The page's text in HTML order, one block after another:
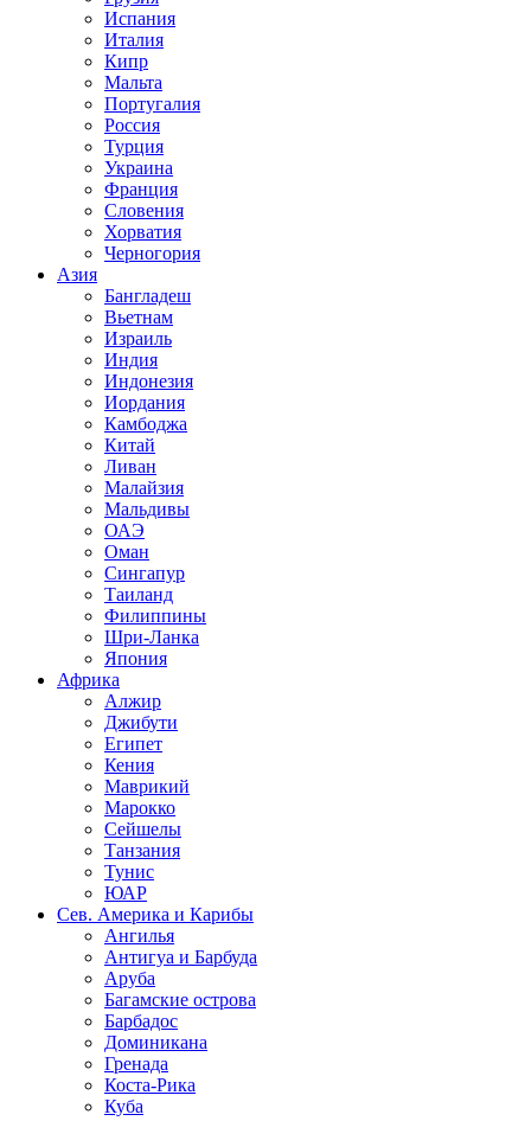
Испания
Италия
Кипр
Мальта
Португалия
Россия
Турция
Украина
Франция
Словения
Хорватия
Черногория
Азия
Бангладеш
Вьетнам
Израиль
Индия
Индонезия
Иордания
Камбоджа
Китай
Ливан
Малайзия
Мальдивы
ОАЭ
Оман
Сингапур
Таиланд
Филиппины
Шри-Ланка
Япония
Африка
Алжир
Джибути
Египет
Кения
Маврикий
Марокко
Сейшелы
Танзания
Тунис
ЮАР
Сев. Америка и Карибы
Ангилья
Антигуа и Барбуда
Аруба
Багамские острова
Барбадос
Доминикана
Гренада
Коста-Рика
Куба